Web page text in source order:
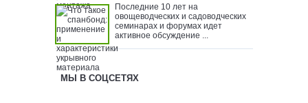
Последние 10 лет на
овощеводческих и садоводческих
семинарах и форумах идет
активное обсуждение ...
МЫ В СОЦСЕТЯХ